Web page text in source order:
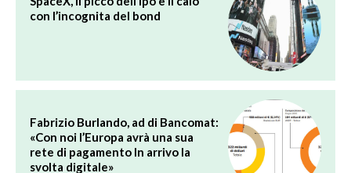
con l’incognita del bond
Fabrizio Burlando, ad di Bancomat:
«Con noi l’Europa avrà una sua
rete di pagamento In arrivo la
svolta digitale»